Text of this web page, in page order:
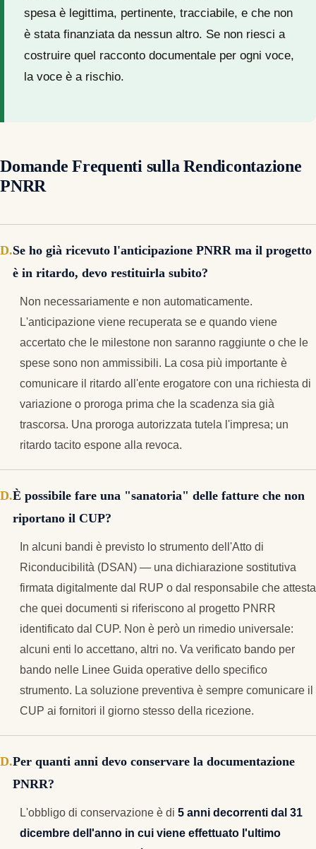
spesa è legittima, pertinente, tracciabile, e che non
è stata finanziata da nessun altro. Se non riesci a
costruire quel racconto documentale per ogni voce,
la voce è a rischio.
Domande Frequenti sulla Rendicontazione
PNRR
Se ho già ricevuto l'anticipazione PNRR ma il progetto
è in ritardo, devo restituirla subito?
Non necessariamente e non automaticamente.
L'anticipazione viene recuperata se e quando viene
accertato che le milestone non saranno raggiunte o che le
spese sono non ammissibili. La cosa più importante è
comunicare il ritardo all'ente erogatore con una richiesta di
variazione o proroga prima che la scadenza sia già
trascorsa. Una proroga autorizzata tutela l'impresa; un
ritardo tacito espone alla revoca.
È possibile fare una "sanatoria" delle fatture che non
riportano il CUP?
In alcuni bandi è previsto lo strumento dell'Atto di
Riconducibilità (DSAN) — una dichiarazione sostitutiva
firmata digitalmente dal RUP o dal responsabile che attesta
che quei documenti si riferiscono al progetto PNRR
identificato dal CUP. Non è però un rimedio universale:
alcuni enti lo accettano, altri no. Va verificato bando per
bando nelle Linee Guida operative dello specifico
strumento. La soluzione preventiva è sempre comunicare il
CUP ai fornitori il giorno stesso della ricezione.
Per quanti anni devo conservare la documentazione
PNRR?
L'obbligo di conservazione è di 5 anni decorrenti dal 31
dicembre dell'anno in cui viene effettuato l'ultimo